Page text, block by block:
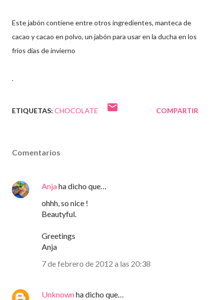
Este jabón contiene entre otros ingredientes, manteca de
cacao y cacao en polvo, un jabón para usar en la ducha en los
fríos días de invierno
.
ETIQUETAS: CHOCOLATE COMPARTIR
Comentarios
Anjaha dicho que…
ohhh, so nice !
Beautyful.
Greetings
Anja
7 de febrero de 2012 a las 20:38
Unknownha dicho que…